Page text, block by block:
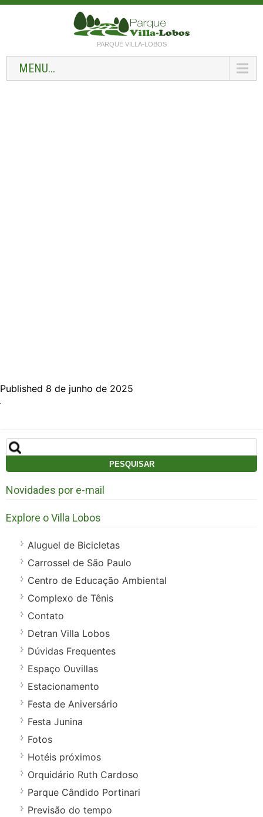
PARQUE VILLA-LOBOS
MENU...
Published 8 de junho de 2025
Pesquisar
por:
Novidades por e-mail
Explore o Villa Lobos
Aluguel de Bicicletas
Carrossel de São Paulo
Centro de Educação Ambiental
Complexo de Tênis
Contato
Detran Villa Lobos
Dúvidas Frequentes
Espaço Ouvillas
Estacionamento
Festa de Aniversário
Festa Junina
Fotos
Hotéis próximos
Orquidário Ruth Cardoso
Parque Cândido Portinari
Previsão do tempo